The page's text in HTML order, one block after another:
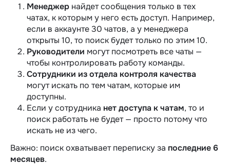
Менеджер найдет сообщения только в тех
чатах, к которым у него есть доступ. Например,
если в аккаунте 30 чатов, а у менеджера
открыты 10, то поиск будет только по этим 10.
Руководители могут посмотреть все чаты —
чтобы контролировать работу команды.
Сотрудники из отдела контроля качества
могут искать по тем чатам, которые им
доступны.
Если у сотрудника нет доступа к чатам, то и
поиск работать не будет — просто потому что
искать не из чего.
Важно: поиск охватывает переписку за последние6
месяцев.